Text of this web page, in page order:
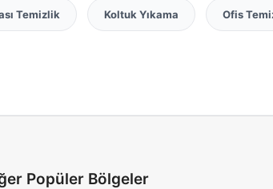
Temizlik Koltuk Yıkama Ofis
Popüler Bölgeler